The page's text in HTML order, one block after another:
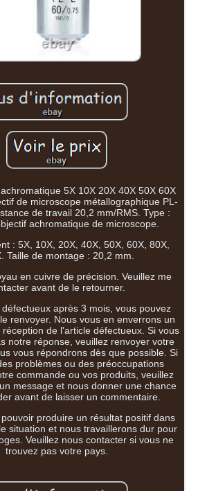
5X 10X 20X 40X 50X 60X
de microscope métallographique PL-
de travail 20,2 mm/RMS. Type :
achromatique de microscope.
: 5X, 10X, 20X, 40X, 50X, 60X, 80X,
Taille de montage : 20,2 mm.
en cuivre de précision. Veuillez me
avant de le retourner.
après 3 mois, vous pouvez
renvoyer. Nous vous en enverrons un
de l'article défectueux. Si vous
notre réponse, veuillez renvoyer votre
vous répondrons dès que possible. Si
problèmes ou des préoccupations
commande ou vos produits, veuillez
message et nous donner une chance
avant de laisser un commentaire.
produire un résultat positif dans
situation et nous travaillerons dur pour
Veuillez nous contacter si vous ne
trouvez pas votre pays.